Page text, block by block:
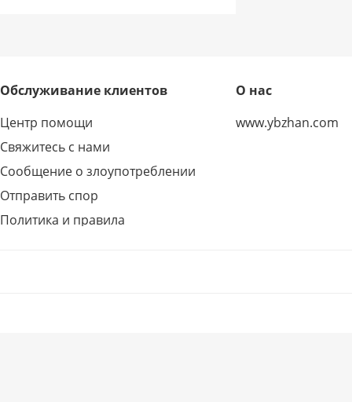
Обслуживание клиентов
Центр помощи
Свяжитесь с нами
Сообщение о злоупотреблении
Отправить спор
Политика и правила
О нас
www.ybzhan.com